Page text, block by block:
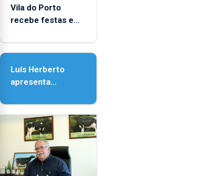
entre
as
e
as
18h00.
Vila do Porto
recebe festas em
Senhora da
Luís Herberto
apresenta
Paisagem’